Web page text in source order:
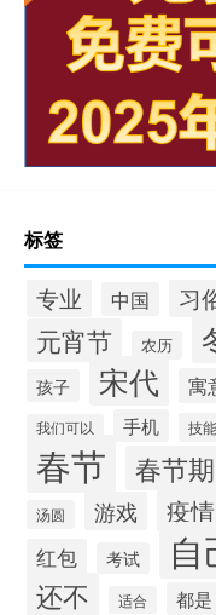
标签
专业 中国 习
元宵节 农历
孩子 宋代 寓
我们可以 手机 技能
春节 春节
汤圆 游戏 疫情
红包 考试 自
还不 适合 都是